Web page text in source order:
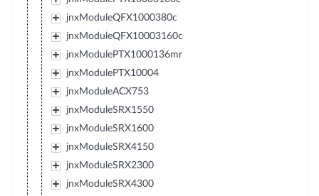
jnxModuleQFX1000380c
jnxModuleQFX10003160c
jnxModulePTX1000136mr
jnxModulePTX10004
jnxModuleACX753
jnxModuleSRX1550
jnxModuleSRX1600
jnxModuleSRX4150
jnxModuleSRX2300
jnxModuleSRX4300